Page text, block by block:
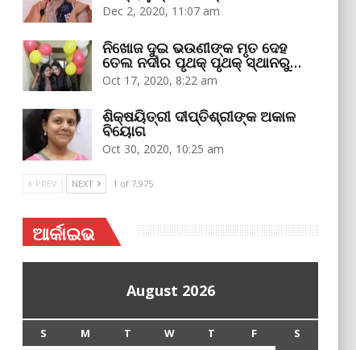
Dec 2, 2020, 11:07 am
ନିଖୋଜ ଦୁଇ ଭଉଣୀଙ୍କ ମୃତ ଦେହ
ତେଲ ନଦୀର ପୃଥକ୍‌ ପୃଥକ୍‌ ସ୍ଥାନରୁ…
Oct 17, 2020, 8:22 am
ଶିକ୍ଷୟିତ୍ରୀ ଦୀପ୍ତିଶ୍ରୀଙ୍କ ଅକାଳ
ବିୟୋଗ
Oct 30, 2020, 10:25 am
PREV NEXT 1 of 7,975
ଆର୍କାଇଭ
August 2026
S M T W T F
S